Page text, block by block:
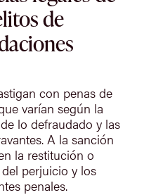
de
con penas de
varían según la
lo defraudado y las
A la sanción
la restitución o
perjuicio y los
penales.